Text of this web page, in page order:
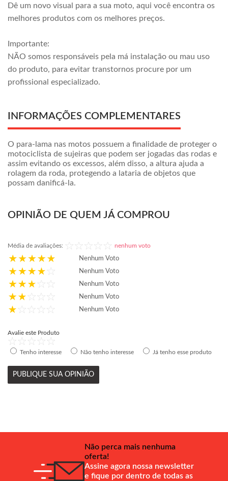
Dê um novo visual para a sua moto, aqui você encontra os
melhores produtos com os melhores preços.
Importante:
NÃO somos responsáveis pela má instalação ou mau uso
do produto, para evitar transtornos procure por um
profissional especializado.
INFORMAÇÕES COMPLEMENTARES
O para-lama nas motos possuem a finalidade de proteger o
motociclista de sujeiras que podem ser jogadas das rodas e
assim evitando os excessos, além disso, a altura ajuda a
rolagem da roda, protegendo a lataria de objetos que
possam danificá-la.
OPINIÃO DE QUEM JÁ COMPROU
Média de avaliações: nenhum voto
Nenhum Voto
Nenhum Voto
Nenhum Voto
Nenhum Voto
Nenhum Voto
Avalie este Produto
Tenho interesse Não tenho interesse Já tenho esse produto
PUBLIQUE SUA OPINIÃO
Não perca mais nenhuma
oferta!
Assine agora nossa newsletter
e fique por dentro de todas as